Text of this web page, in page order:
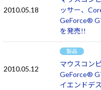
2010.05.18
ッサー、
GeForce®
を発売!!
2010.05.12
製品
マウスコン
GeForce®
イエンドデ